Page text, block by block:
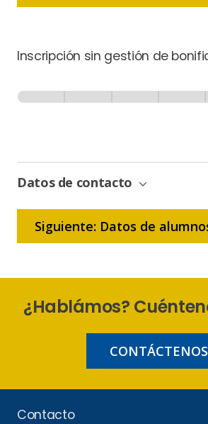
Inscripción sin gestión de
-
Bonificación
Datos de contacto
Siguiente: Datos de
¿Hablámos?
CONTÁCTENOS
Contacto